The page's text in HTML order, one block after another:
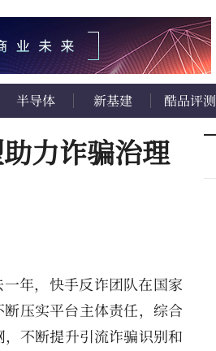
半导体 新基建 酷品评测
力诈骗治理
年，快手反诈团队在国家
压实平台主体责任，综合
不断提升引流诈骗识别和